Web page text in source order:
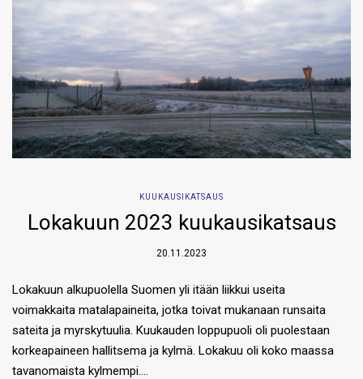
KUUKAUSIKATSAUS
Lokakuun 2023 kuukausikatsaus
20.11.2023
Lokakuun alkupuolella Suomen yli itään liikkui useita
voimakkaita matalapaineita, jotka toivat mukanaan runsaita
sateita ja myrskytuulia. Kuukauden loppupuoli oli puolestaan
korkeapaineen hallitsema ja kylmä. Lokakuu oli koko maassa
tavanomaista kylmempi….